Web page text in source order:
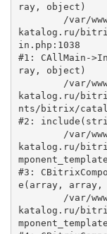
ray, object)
katalog.ru/
in.php:1038
#1: CAllMain-
ray, object)
katalog.ru/
nts/bitrix/
#2:
katalog.ru/
#3:
e(array, array,
katalog.ru/